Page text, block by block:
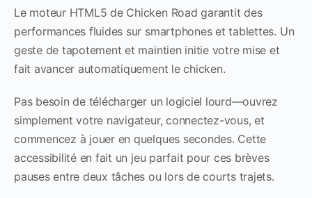
Le moteur HTML5 de Chicken Road garantit des
performances fluides sur smartphones et tablettes. Un
geste de tapotement et maintien initie votre mise et
fait avancer automatiquement le chicken.
Pas besoin de télécharger un logiciel lourd—ouvrez
simplement votre navigateur, connectez-vous, et
commencez à jouer en quelques secondes. Cette
accessibilité en fait un jeu parfait pour ces brèves
pauses entre deux tâches ou lors de courts trajets.